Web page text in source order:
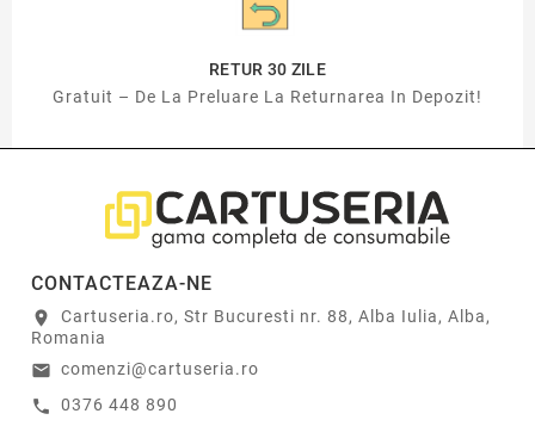
RETUR 30 ZILE
Gratuit – De La Preluare La Returnarea In Depozit!
CONTACTEAZA-NE
location_on
Cartuseria.ro, Str Bucuresti nr. 88, Alba Iulia, Alba,
Romania
email comenzi@cartuseria.ro
call 0376 448 890